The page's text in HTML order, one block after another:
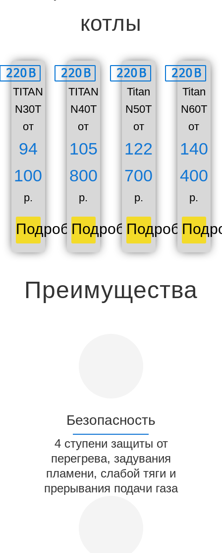
котлы
TITAN
N30T
от
94
100
р.
Подробнее
TITAN
N40T
от
105
800
р.
Подробнее
Titan
N50T
от
122
700
р.
Подробнее
Titan
N60T
от
140
400
р.
Преимущества
Безопасность
4 ступени защиты от
перегрева, задувания
пламени, слабой тяги и
прерывания подачи газа